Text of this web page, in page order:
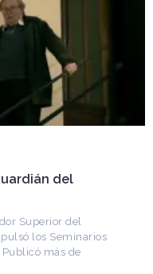
del
Superior del
los Seminarios
más de